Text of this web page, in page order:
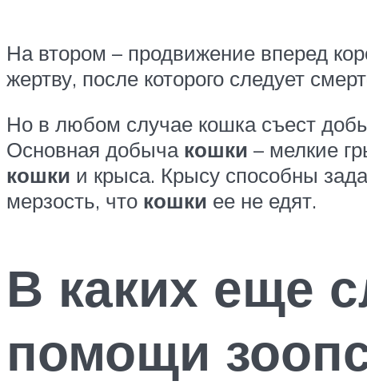
На втором – продвижение вперед
жертву, после которого следует
Но в любом случае кошка съест
Основная добыча кошки – мелкие
кошки и крыса. Крысу способны
мерзость, что кошки ее не едят.
В каких еще
помощи